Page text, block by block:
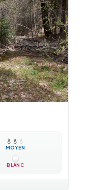
💧 💧 💧
MOYEN
BLANC